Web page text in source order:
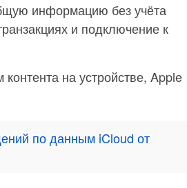
информацию без учёта
и подключение к
на устройстве, Apple
по данным iCloud от